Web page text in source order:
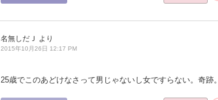
名無しだＪ より
2015年10月26日 12:17 PM
25歳でこのあどけなさって男じゃないし女ですらない。奇跡。